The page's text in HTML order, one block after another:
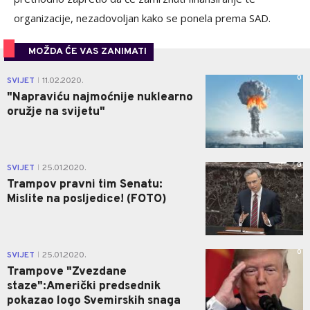
organizacije, nezadovoljan kako se ponela prema SAD.
MOŽDA ĆE VAS ZANIMATI
SVIJET 11.02.2020.
"Napraviću najmoćnije nuklearno
oružje na svijetu"
0
SVIJET 25.01.2020.
Trampov pravni tim Senatu:
Mislite na posljedice! (FOTO)
0
SVIJET 25.01.2020.
Trampove "Zvezdane
staze":Američki predsednik
pokazao logo Svemirskih snaga
0